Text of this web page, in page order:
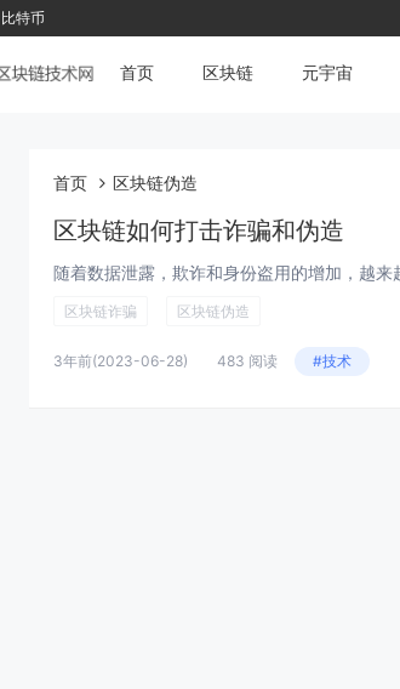
比特币
首页 区块链 元宇宙
首页 区块链伪造
区块链如何打击诈骗和伪造
区块链诈骗 区块链伪造
3年前(2023-06-28) 483 阅读 #技术